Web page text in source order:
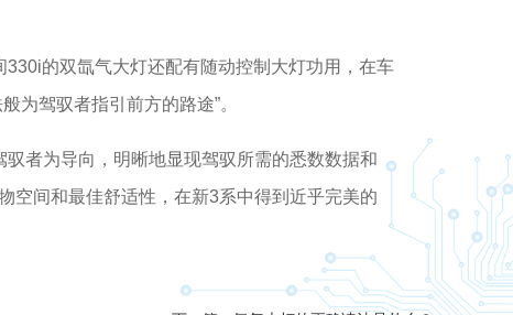
的双氙气大灯还配有随动控制大灯功用，在车
为驾驭者指引前方的路途”。
者为导向，明晰地显现驾驭所需的悉数数据和
空间和最佳舒适性，在新3系中得到近乎完美的